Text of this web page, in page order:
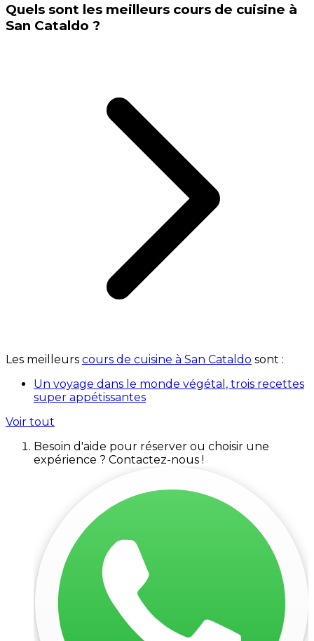
Quels sont les meilleurs cours de cuisine à
San Cataldo ?
Les meilleurs cours de cuisine à San Cataldo sont :
Un voyage dans le monde végétal, trois recettes
super appétissantes
Voir tout
Besoin d'aide pour réserver ou choisir une
expérience ? Contactez-nous !